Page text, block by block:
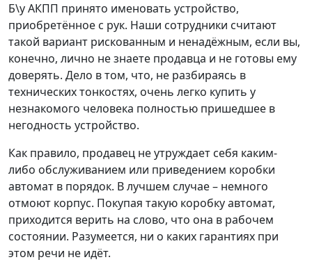
Б\у АКПП принято именовать устройство,
приобретённое с рук. Наши сотрудники считают
такой вариант рискованным и ненадёжным, если вы,
конечно, лично не знаете продавца и не готовы ему
доверять. Дело в том, что, не разбираясь в
технических тонкостях, очень легко купить у
незнакомого человека полностью пришедшее в
негодность устройство.
Как правило, продавец не утруждает себя каким-
либо обслуживанием или приведением коробки
автомат в порядок. В лучшем случае – немного
отмоют корпус. Покупая такую коробку автомат,
приходится верить на слово, что она в рабочем
состоянии. Разумеется, ни о каких гарантиях при
этом речи не идёт.